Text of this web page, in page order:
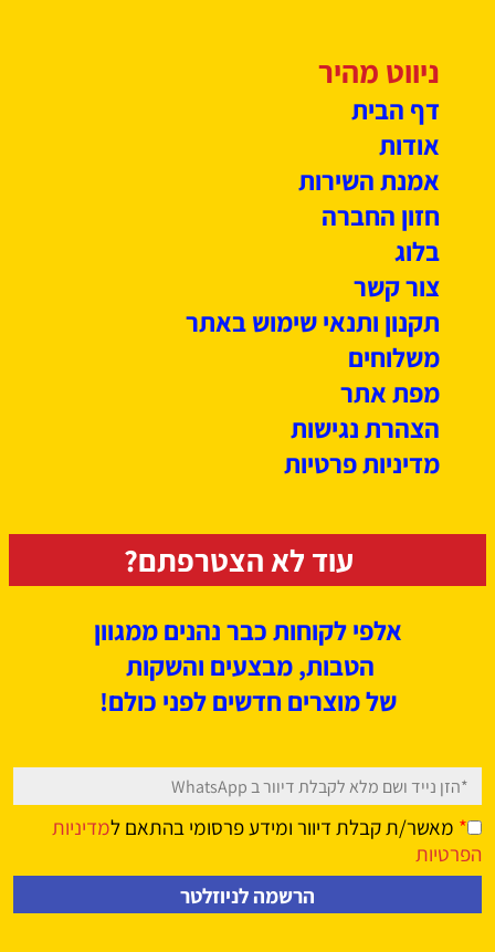
ניווט מהיר
דף הבית
אודות
אמנת השירות
חזון החברה
בלוג
צור קשר
תקנון ותנאי שימוש באתר
משלוחים
מפת אתר
הצהרת נגישות
מדיניות פרטיות
עוד לא הצטרפתם?
אלפי לקוחות כבר נהנים ממגוון
הטבות, מבצעים והשקות
של מוצרים חדשים לפני כולם!
* מאשר/ת קבלת דיוור ומידע פרסומי בהתאם למדיניות
הפרטיות